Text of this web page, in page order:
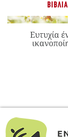
ΒΙΒΛΊΑ
Ευτυχία